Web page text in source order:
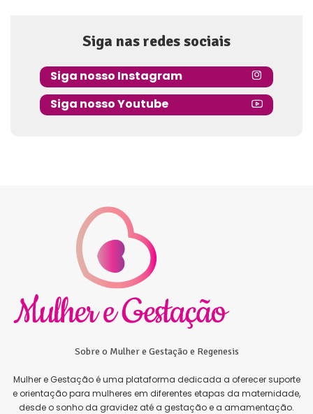
Siga nas redes sociais
Siga nosso Instagram
Siga nosso Youtube
Sobre o Mulher e Gestação e Regenesis
Mulher e Gestação é uma plataforma dedicada a oferecer suporte
e orientação para mulheres em diferentes etapas da maternidade,
desde o sonho da gravidez até a gestação e a amamentação.